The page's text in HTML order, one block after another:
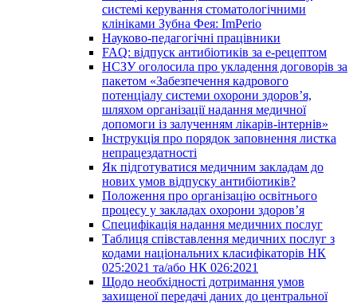
системі керування стоматологічними
клініками Зубна Фея: ImPerio
Науково-педагогічні працівники
FAQ: відпуск антибіотиків за е-рецептом
НСЗУ оголосила про укладення договорів за
пакетом «Забезпечення кадрового
потенціалу системи охорони здоров’я,
шляхом організації надання медичної
допомоги із залученням лікарів-інтернів»
Інструкція про порядок заповнення листка
непрацездатності
Як підготуватися медичним закладам до
нових умов відпуску антибіотиків?
Положення про організацію освітнього
процесу у закладах охорони здоров’я
Специфікація надання медичних послуг
Таблиця співставлення медичних послуг з
кодами національних класифікаторів НК
025:2021 та/або НК 026:2021
Щодо необхідності дотримання умов
захищеної передачі даних до центральної